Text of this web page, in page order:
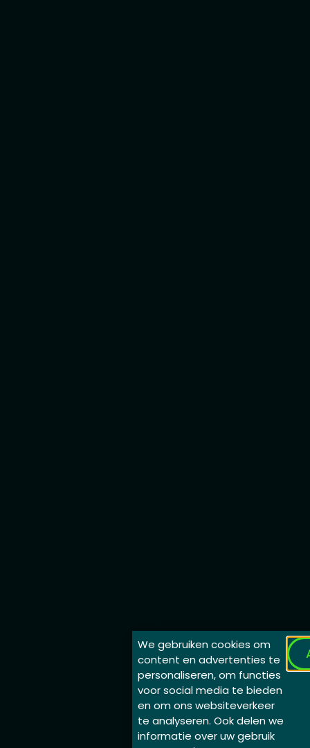
We gebruiken cookies om
content en advertenties te
personaliseren, om functies
voor social media te bieden
en om ons websiteverkeer
te analyseren. Ook delen we
informatie over uw gebruik